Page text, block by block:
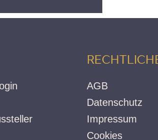
AGB
Datenschutz
Impressum
Cookies